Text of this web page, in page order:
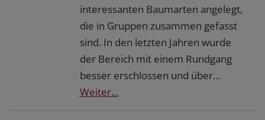
interessanten Baumarten angelegt,
die in Gruppen zusammen gefasst
sind. In den letzten Jahren wurde
der Bereich mit einem Rundgang
besser erschlossen und über…
Weiter...